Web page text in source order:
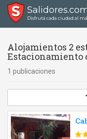
Disfrutá cada ciudad al
Alojamientos 2
Estacionamiento
1 publicaciones